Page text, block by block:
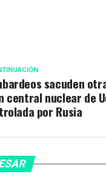
sacuden
central nuclear de
por Rusia